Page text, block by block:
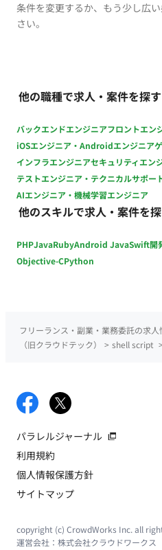
条件を変更するか、もう少し広
さい。
他の職種で求人・案件を探す
バックエンドエンジニアフロントエン
iOSエンジニア・Androidエンジニア
インフラエンジニアセキュリティエン
テストエンジニア・テクニカルサポー
AIエンジニア・機械学習エンジニア
他のスキルで求人・案件を
PHPJavaRubyAndroid JavaSwift開
Objective-CPython
フリーランス・副業・業務委託の求
（旧クラウドテック）
> shell script
パラレルジャーナル
利用規約
個人情報保護方針
サイトマップ
copyright (c) CrowdWorks Inc. all
運営会社： 株式会社クラウドワークス